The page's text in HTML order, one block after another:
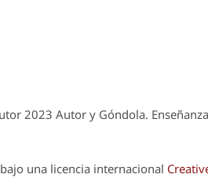
2023 Autor y Góndola.
una licencia internacional